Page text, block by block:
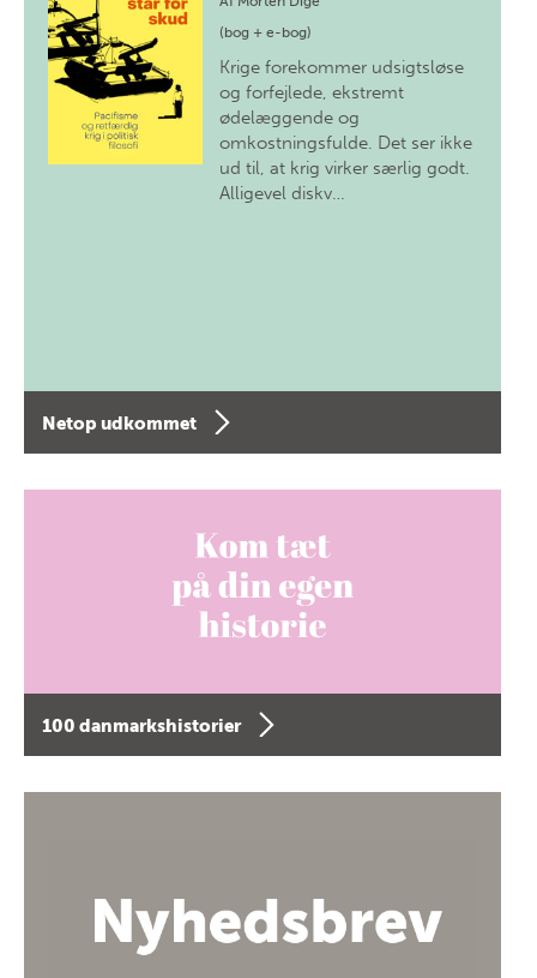
(bog + e-bog)
Krige forekommer udsigtsløse
og forfejlede, ekstremt
ødelæggende og
omkostningsfulde. Det ser ikke
ud til, at krig virker særlig godt.
Alligevel diskv…
Netop udkommet
100 danmarkshistorier